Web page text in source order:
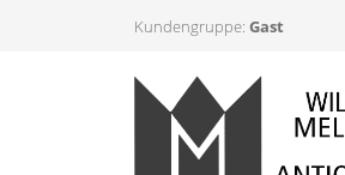
Kundengruppe: Gast